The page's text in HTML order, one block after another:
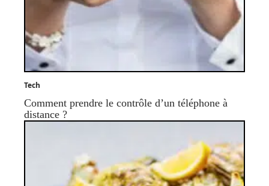
Tech
Comment prendre le contrôle d’un téléphone à
distance ?